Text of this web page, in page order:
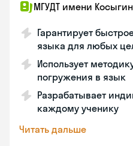
МГУДТ имени
Гарантирует
языка для любых
Использует
погружения в язык
Разрабатывает
каждому ученику
Читать дальше